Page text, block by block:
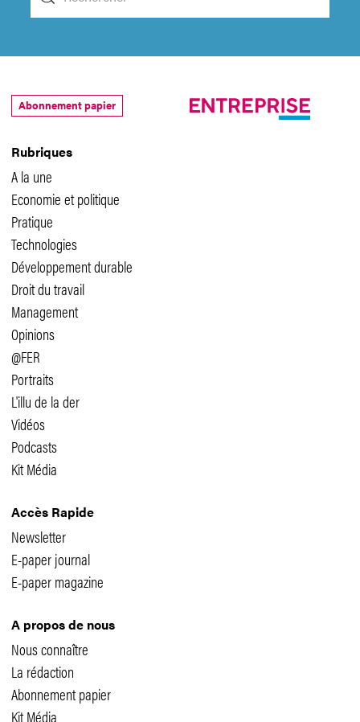
Rubriques
A la une
Economie et politique
Pratique
Technologies
Développement durable
Droit du travail
Management
Opinions
@FER
Portraits
L'illu de la der
Vidéos
Podcasts
Kit Média
Accès Rapide
Newsletter
E-paper journal
E-paper magazine
A propos de nous
Nous connaître
La rédaction
Abonnement papier
Kit Média
Abonnement papier